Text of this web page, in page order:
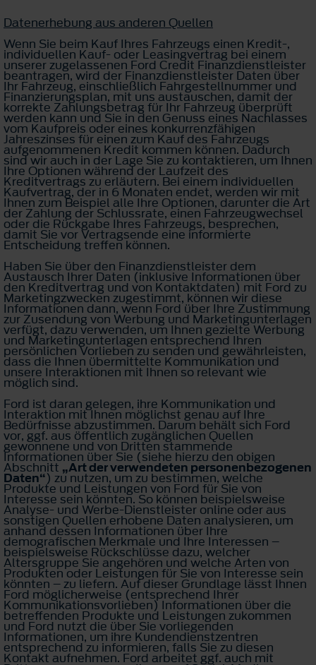
Datenerhebung aus anderen Quellen
Wenn Sie beim Kauf Ihres Fahrzeugs einen Kredit-,
individuellen Kauf- oder Leasingvertrag bei einem
unserer zugelassenen Ford Credit Finanzdienstleister
beantragen, wird der Finanzdienstleister Daten über
Ihr Fahrzeug, einschließlich Fahrgestellnummer und
Finanzierungsplan, mit uns austauschen, damit der
korrekte Zahlungsbetrag für Ihr Fahrzeug überprüft
werden kann und Sie in den Genuss eines Nachlasses
vom Kaufpreis oder eines konkurrenzfähigen
Jahreszinses für einen zum Kauf des Fahrzeugs
aufgenommenen Kredit kommen können. Dadurch
sind wir auch in der Lage Sie zu kontaktieren, um Ihnen
Ihre Optionen während der Laufzeit des
Kreditvertrags zu erläutern. Bei einem individuellen
Kaufvertrag, der in 6 Monaten endet, werden wir mit
Ihnen zum Beispiel alle Ihre Optionen, darunter die Art
der Zahlung der Schlussrate, einen Fahrzeugwechsel
oder die Rückgabe Ihres Fahrzeugs, besprechen,
damit Sie vor Vertragsende eine informierte
Entscheidung treffen können.
Haben Sie über den Finanzdienstleister dem
Austausch Ihrer Daten (inklusive Informationen über
den Kreditvertrag und von Kontaktdaten) mit Ford zu
Marketingzwecken zugestimmt, können wir diese
Informationen dann, wenn Ford über Ihre Zustimmung
zur Zusendung von Werbung und Marketingunterlagen
verfügt, dazu verwenden, um Ihnen gezielte Werbung
und Marketingunterlagen entsprechend Ihren
persönlichen Vorlieben zu senden und gewährleisten,
dass die Ihnen übermittelte Kommunikation und
unsere Interaktionen mit Ihnen so relevant wie
möglich sind.
Ford ist daran gelegen, ihre Kommunikation und
Interaktion mit Ihnen möglichst genau auf Ihre
Bedürfnisse abzustimmen. Darum behält sich Ford
vor, ggf. aus öffentlich zugänglichen Quellen
gewonnene und von Dritten stammende
Informationen über Sie (siehe hierzu den obigen
Abschnitt „Art der verwendeten personenbezogenen
Daten“) zu nutzen, um zu bestimmen, welche
Produkte und Leistungen von Ford für Sie von
Interesse sein könnten. So können beispielsweise
Analyse- und Werbe-Dienstleister online oder aus
sonstigen Quellen erhobene Daten analysieren, um
anhand dessen Informationen über Ihre
demografischen Merkmale und Ihre Interessen –
beispielsweise Rückschlüsse dazu, welcher
Altersgruppe Sie angehören und welche Arten von
Produkten oder Leistungen für Sie von Interesse sein
könnten – zu liefern. Auf dieser Grundlage lässt Ihnen
Ford möglicherweise (entsprechend Ihrer
Kommunikationsvorlieben) Informationen über die
betreffenden Produkte und Leistungen zukommen
und Ford nutzt die über Sie vorliegenden
Informationen, um ihre Kundendienstzentren
entsprechend zu informieren, falls Sie zu diesen
Kontakt aufnehmen. Ford arbeitet ggf. auch mit